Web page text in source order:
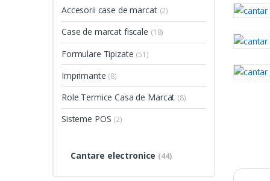
Accesorii case de marcat (2)
Case de marcat fiscale (18)
Formulare Tipizate (51)
Imprimante (8)
Role Termice Casa de Marcat (8)
Sisteme POS (2)
Cantare electronice (44)